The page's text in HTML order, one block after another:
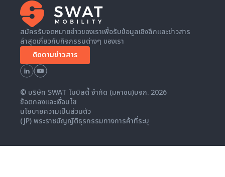
สมัครรับจดหมายข่าวของเราเพื่อรับข้อมูลเชิงลึกและข่าวสาร
ล่าสุดเกี่ยวกับกิจกรรมต่างๆ ของเรา
ติดตามข่าวสาร
© บริษัท SWAT โมบิลตี้ จำกัด (มหาชน)บจก. 2026
ข้อตกลงและเงื่อนไข
นโยบายความเป็นส่วนตัว
(JP) พระราชบัญญัติธุรกรรมทางการค้าที่ระบุ